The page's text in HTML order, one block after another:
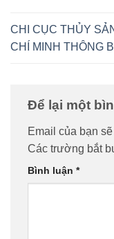
CHI CỤC THỦY
CHÍ MINH THÔNG
Để lại một
Email của bạn
Các trường bắt
Bình luận *